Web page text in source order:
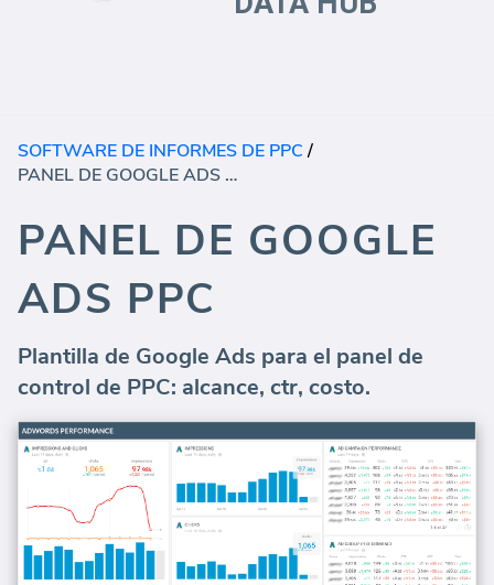
SOFTWARE DE INFORMES DE PPC/
PANEL DE GOOGLE ADS PPC
PANEL DE GOOGLE
ADS PPC
Plantilla de Google Ads para el panel de
control de PPC: alcance, ctr, costo.